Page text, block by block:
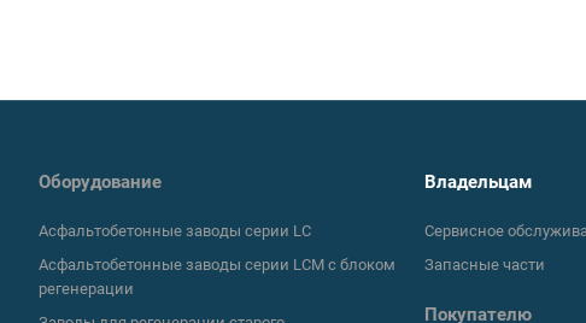
Оборудование
Асфальтобетонные заводы серии LC
Асфальтобетонные заводы серии LCM с блоком
регенерации
Владельцам
Сервисное
Запасные части
Покупателю